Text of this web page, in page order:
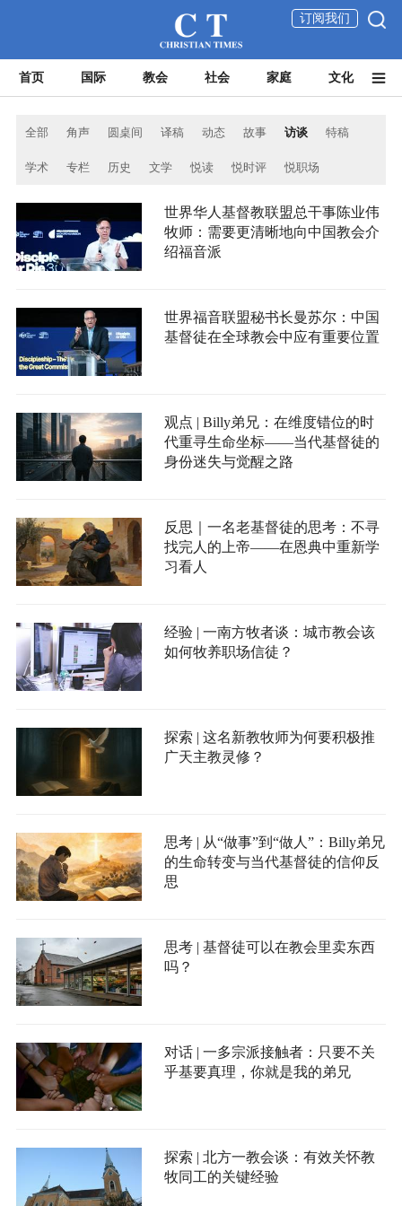
订阅我们
首页 国际 教会 社会 家庭 文化
全部 角声 圆桌间 译稿 动态 故事 访谈 特稿
学术 专栏 历史 文学 悦读 悦时评 悦职场
世界华人基督教联盟总干事陈业伟
牧师：需要更清晰地向中国教会介
绍福音派
世界福音联盟秘书长曼苏尔：中国
基督徒在全球教会中应有重要位置
观点 | Billy弟兄：在维度错位的时
代重寻生命坐标——当代基督徒的
身份迷失与觉醒之路
反思｜一名老基督徒的思考：不寻
找完人的上帝——在恩典中重新学
习看人
经验 | 一南方牧者谈：城市教会该
如何牧养职场信徒？
探索 | 这名新教牧师为何要积极推
广天主教灵修？
思考 | 从“做事”到“做人”：Billy弟兄
的生命转变与当代基督徒的信仰反
思
思考 | 基督徒可以在教会里卖东西
吗？
对话 | 一多宗派接触者：只要不关
乎基要真理，你就是我的弟兄
探索 | 北方一教会谈：有效关怀教
牧同工的关键经验